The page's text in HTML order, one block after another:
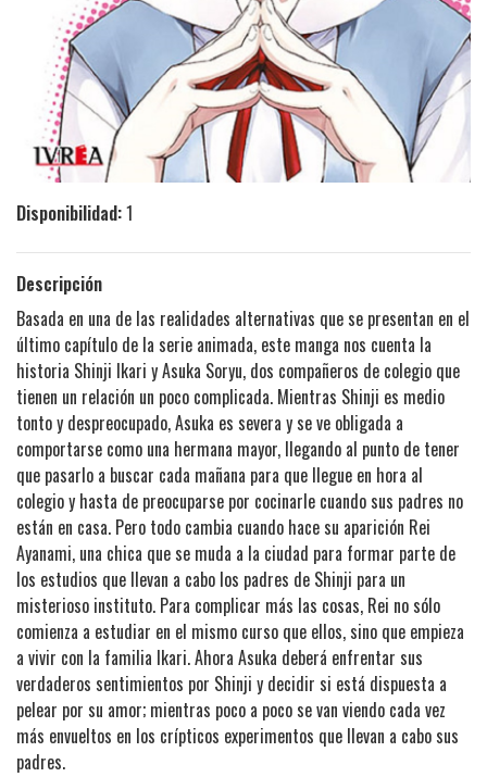
Disponibilidad:1
Descripción
Basada en una de las realidades alternativas que se presentan en el
último capítulo de la serie animada, este manga nos cuenta la
historia Shinji Ikari y Asuka Soryu, dos compañeros de colegio que
tienen un relación un poco complicada. Mientras Shinji es medio
tonto y despreocupado, Asuka es severa y se ve obligada a
comportarse como una hermana mayor, llegando al punto de tener
que pasarlo a buscar cada mañana para que llegue en hora al
colegio y hasta de preocuparse por cocinarle cuando sus padres no
están en casa. Pero todo cambia cuando hace su aparición Rei
Ayanami, una chica que se muda a la ciudad para formar parte de
los estudios que llevan a cabo los padres de Shinji para un
misterioso instituto. Para complicar más las cosas, Rei no sólo
comienza a estudiar en el mismo curso que ellos, sino que empieza
a vivir con la familia Ikari. Ahora Asuka deberá enfrentar sus
verdaderos sentimientos por Shinji y decidir si está dispuesta a
pelear por su amor; mientras poco a poco se van viendo cada vez
más envueltos en los crípticos experimentos que llevan a cabo sus
padres.